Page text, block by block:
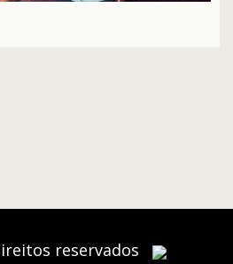
reservados